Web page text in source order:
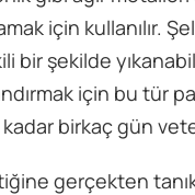
için kullanılır.
bir şekilde
için bu tür
birkaç gün
gerçekten